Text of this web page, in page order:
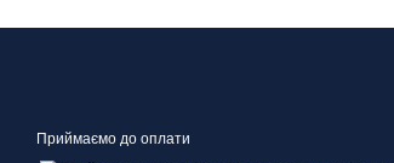
Приймаємо до оплати